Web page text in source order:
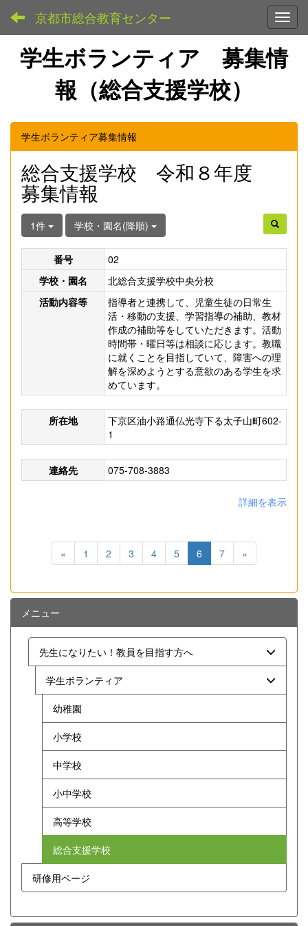
京都市総合教育センター
学生ボランティア 募集情
報（総合支援学校）
学生ボランティア募集情報
総合支援学校 令和８年度
募集情報
1件 学校・園名(降順)
番号
02
学校・園名
北総合支援学校中央分校
活動内容等
指導者と連携して、児童生徒の日常生
活・移動の支援、学習指導の補助、教材
作成の補助等をしていただきます。活動
時間帯・曜日等は相談に応じます。教職
に就くことを目指していて、障害への理
解を深めようとする意欲のある学生を求
めています。
所在地
下京区油小路通仏光寺下る太子山町602-
1
連絡先 075-708-3883
詳細を表示
« 1 2 3 4 5 6 7 »
メニュー
先生になりたい！教員を目指す方へ
学生ボランティア
幼稚園
小学校
中学校
小中学校
高等学校
総合支援学校
研修用ページ